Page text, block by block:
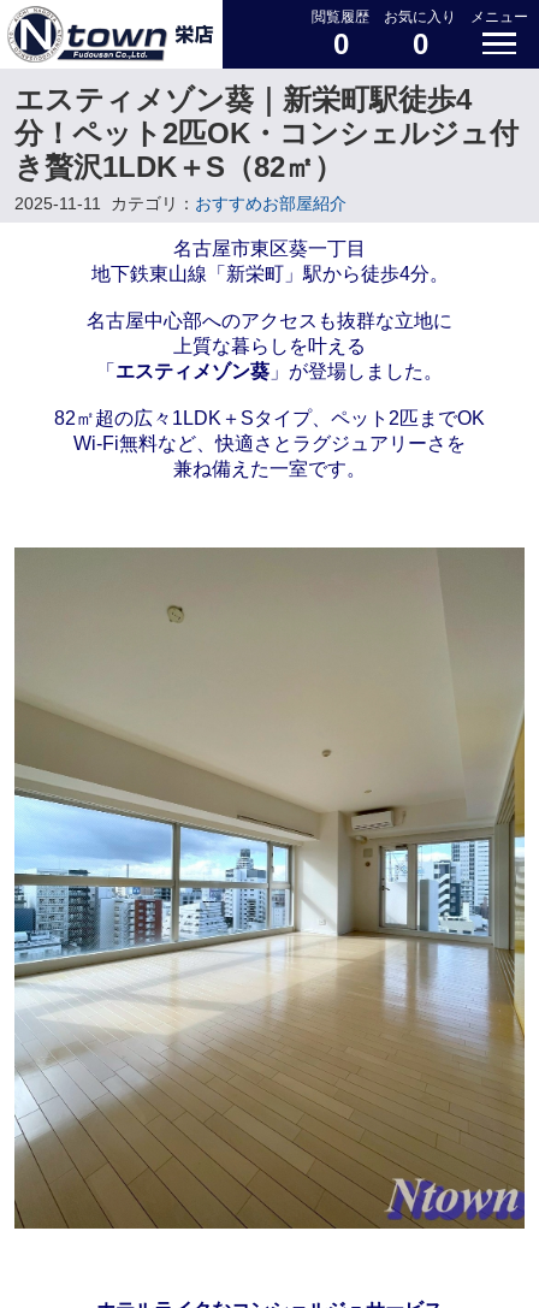
閲覧履歴
0
お気に入り
0
メニュー
エスティメゾン葵｜新栄町駅徒歩4
分！ペット2匹OK・コンシェルジュ付
き贅沢1LDK＋S（82㎡）
2025-11-11 カテゴリ： おすすめお部屋紹介
名古屋市東区葵一丁目
地下鉄東山線「新栄町」駅から徒歩4分。
名古屋中心部へのアクセスも抜群な立地に
上質な暮らしを叶える
「 エスティメゾン葵 」が登場しました。
82㎡超の広々1LDK＋Sタイプ、ペット2匹までOK
Wi-Fi無料など、快適さとラグジュアリーさを
兼ね備えた一室です。